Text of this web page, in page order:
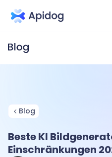
Blog
Beste KI
Einschränkungen